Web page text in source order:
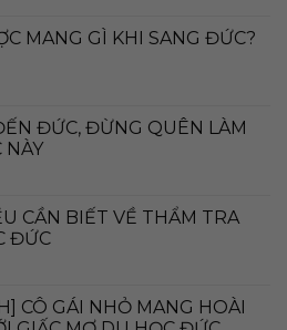
MANG GÌ KHI SANG ĐỨC?
ĐỨC, ĐỪNG QUÊN LÀM
NÀY
CẦN BIẾT VỀ THẨM TRA
ĐỨC
CÔ GÁI NHỎ MANG HOÀI